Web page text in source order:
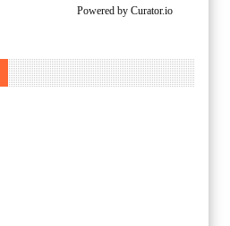
Powered by Curator.io